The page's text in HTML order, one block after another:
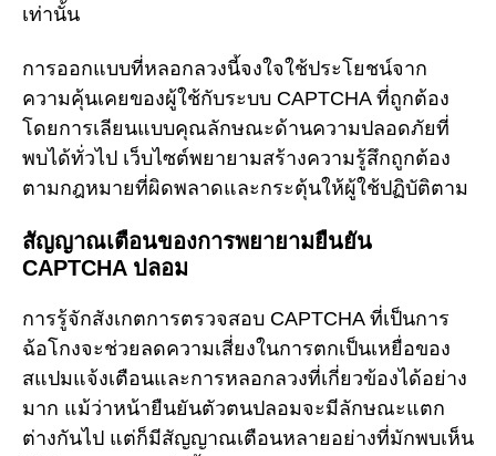
เท่านั้น
การออกแบบที่หลอกลวงนี้จงใจใช้ประโยชน์จาก
ความคุ้นเคยของผู้ใช้กับระบบ CAPTCHA ที่ถูกต้อง
โดยการเลียนแบบคุณลักษณะด้านความปลอดภัยที่
พบได้ทั่วไป เว็บไซต์พยายามสร้างความรู้สึกถูกต้อง
ตามกฎหมายที่ผิดพลาดและกระตุ้นให้ผู้ใช้ปฏิบัติตาม
สัญญาณเตือนของการพยายามยืนยัน
CAPTCHA ปลอม
การรู้จักสังเกตการตรวจสอบ CAPTCHA ที่เป็นการ
ฉ้อโกงจะช่วยลดความเสี่ยงในการตกเป็นเหยื่อของ
สแปมแจ้งเตือนและการหลอกลวงที่เกี่ยวข้องได้อย่าง
มาก แม้ว่าหน้ายืนยันตัวตนปลอมจะมีลักษณะแตก
ต่างกันไป แต่ก็มีสัญญาณเตือนหลายอย่างที่มักพบเห็น